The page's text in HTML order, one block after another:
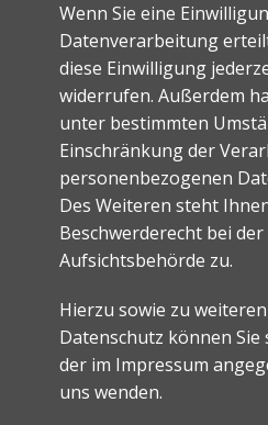
Wenn Sie eine
Datenverarbeitung
diese Einwilligung
widerrufen. Außerdem
unter bestimmten
Einschränkung der
personenbezogenen
Des Weiteren steht
Beschwerderecht bei
Aufsichtsbehörde zu.
Hierzu sowie zu
Datenschutz können
der im Impressum
uns wenden.